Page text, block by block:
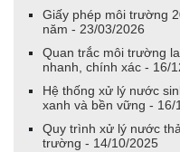
Giấy phép môi trường
năm - 23/03/2026
Quan trắc môi trường
nhanh, chính xác - 16/
Hệ thống xử lý nước
xanh và bền vững - 16/
Quy trình xử lý nước
trường - 14/10/2025